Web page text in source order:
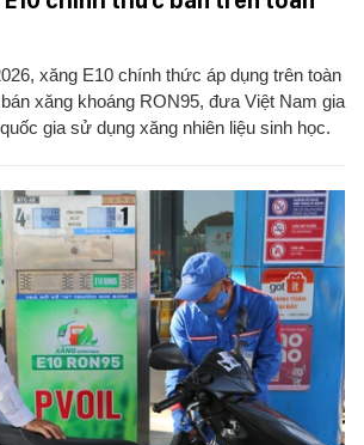
xăng E10 chính thức áp dụng trên toàn
xăng khoáng RON95, đưa Việt Nam gia
gia sử dụng xăng nhiên liệu sinh học.